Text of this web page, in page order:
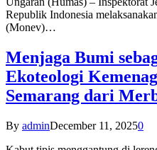
Republik Indonesia
(Monev)…
Menjaga Bumi
Ekoteologi
Semarang dari
By adminDecember 11, 20250